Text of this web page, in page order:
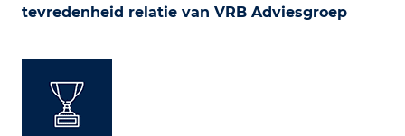
tevredenheid relatie van VRB Adviesgroep